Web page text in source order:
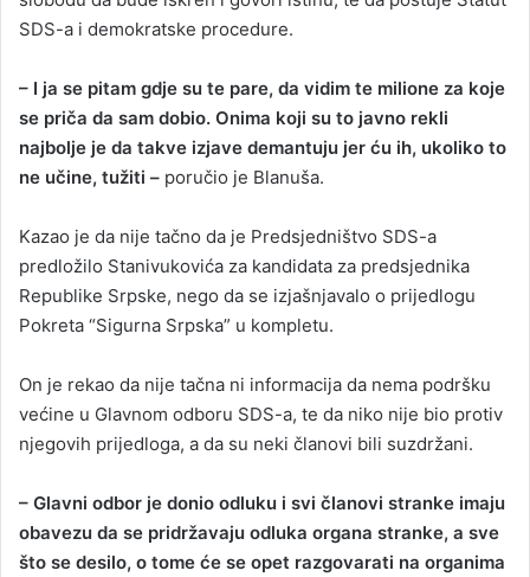
SDS-a i demokratske procedure.
– I ja se pitam gdje su te pare, da vidim te milione za koje
se priča da sam dobio. Onima koji su to javno rekli
najbolje je da takve izjave demantuju jer ću ih, ukoliko to
ne učine, tužiti – poručio je Blanuša.
Kazao je da nije tačno da je Predsjedništvo SDS-a
predložilo Stanivukovića za kandidata za predsjednika
Republike Srpske, nego da se izjašnjavalo o prijedlogu
Pokreta “Sigurna Srpska” u kompletu.
On je rekao da nije tačna ni informacija da nema podršku
većine u Glavnom odboru SDS-a, te da niko nije bio protiv
njegovih prijedloga, a da su neki članovi bili suzdržani.
– Glavni odbor je donio odluku i svi članovi stranke imaju
obavezu da se pridržavaju odluka organa stranke, a sve
što se desilo, o tome će se opet razgovarati na organima